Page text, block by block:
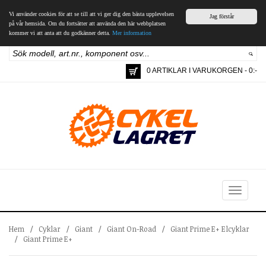
Jag förstår
Vi använder cookies för att se till att vi ger dig den bästa upplevelsen
på vår hemsida. Om du fortsätter att använda den här webbplatsen
kommer vi att anta att du godkänner detta. Mer information
0 ARTIKLAR I VARUKORGEN - 0:-
Toggle
navigation
Hem / Cyklar / Giant / Giant On-Road /
Giant Prime E+ Elcyklar
/
Giant Prime E+